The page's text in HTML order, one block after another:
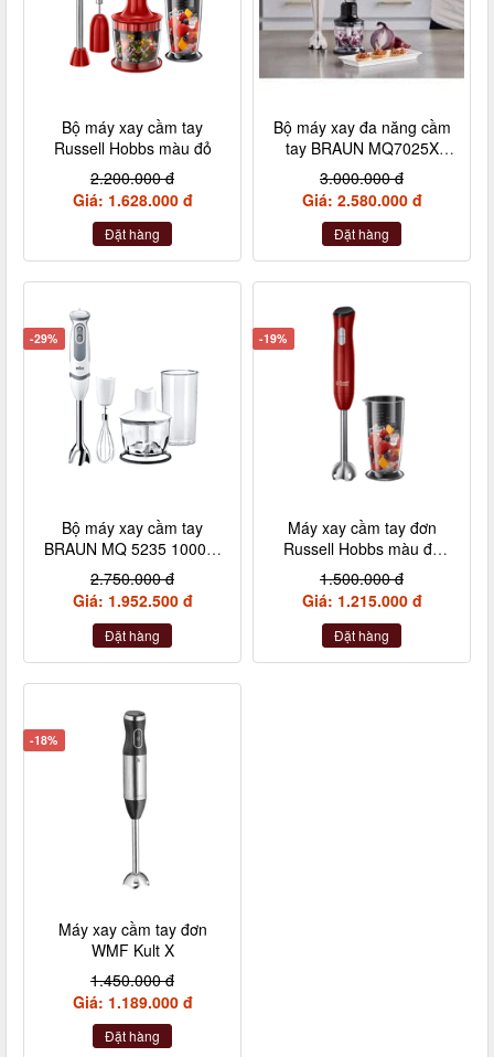
Bộ máy xay cầm tay
Russell Hobbs màu đỏ
2.200.000 đ
Giá: 1.628.000 đ
Đặt hàng
Bộ máy xay đa năng cầm
tay BRAUN MQ7025X
1000W màu đen
3.000.000 đ
Giá: 2.580.000 đ
Đặt hàng
-29%
Bộ máy xay cầm tay
BRAUN MQ 5235 1000W
4 chi tiết màu trắng
2.750.000 đ
Giá: 1.952.500 đ
Đặt hàng
-19%
Máy xay cầm tay đơn
Russell Hobbs màu đỏ
kèm 1 cốc
1.500.000 đ
Giá: 1.215.000 đ
Đặt hàng
-18%
Máy xay cầm tay đơn
WMF Kult X
1.450.000 đ
Giá: 1.189.000 đ
Đặt hàng